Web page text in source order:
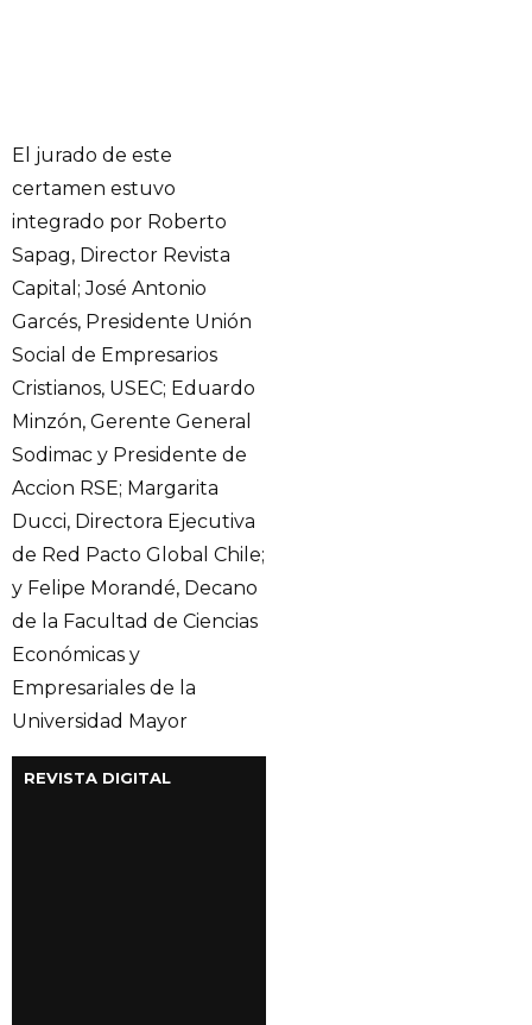
El jurado de este
certamen estuvo
integrado por Roberto
Sapag, Director Revista
Capital; José Antonio
Garcés, Presidente Unión
Social de Empresarios
Cristianos, USEC; Eduardo
Minzón, Gerente General
Sodimac y Presidente de
Accion RSE; Margarita
Ducci, Directora Ejecutiva
de Red Pacto Global Chile;
y Felipe Morandé, Decano
de la Facultad de Ciencias
Económicas y
Empresariales de la
Universidad Mayor
REVISTA DIGITAL